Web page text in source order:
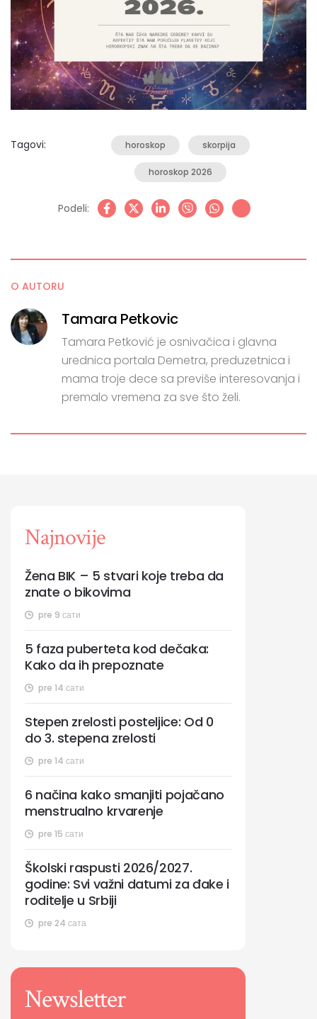
Tagovi: horoskop skorpija
horoskop 2026
Podeli:
O AUTORU
Tamara Petkovic
Tamara Petković je osnivačica i glavna
urednica portala Demetra, preduzetnica i
mama troje dece sa previše interesovanja i
premalo vremena za sve što želi.
Najnovije
pre 9 сати
Žena BIK – 5 stvari koje treba da
znate o bikovima
pre 14 сати
5 faza puberteta kod dečaka:
Kako da ih prepoznate
pre 14 сати
Stepen zrelosti posteljice: Od 0
do 3. stepena zrelosti
pre 15 сати
6 načina kako smanjiti pojačano
menstrualno krvarenje
pre 24 сата
Školski raspusti 2026/2027.
godine: Svi važni datumi za đake i
roditelje u Srbiji
Newsletter